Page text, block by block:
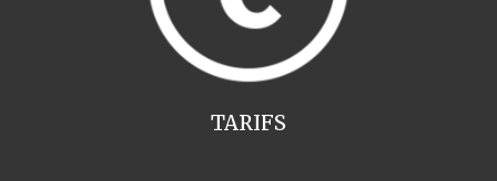
TARIFS